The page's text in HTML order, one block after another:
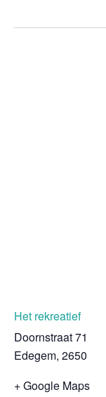
Het rekreatief
Doornstraat 71
Edegem, 2650
+ Google Maps